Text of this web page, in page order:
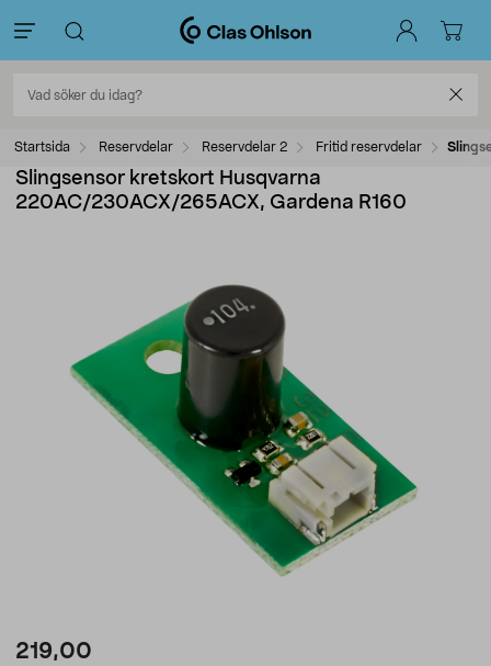
Startsida Reservdelar Reservdelar 2 Fritid reservdelar
Slingsensor kretskort Husqvarna
220AC/230ACX/265ACX, Gardena R160
219,00